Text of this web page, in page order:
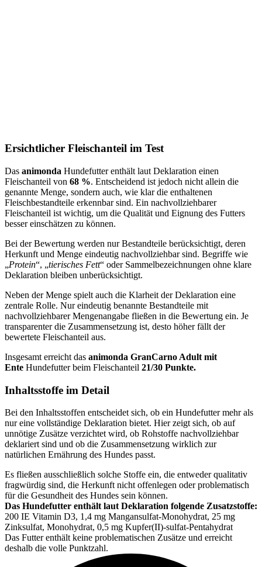
Ersichtlicher Fleischanteil im Test
Das animonda Hundefutter enthält laut Deklaration einen
Fleischanteil von 68 %. Entscheidend ist jedoch nicht allein die
genannte Menge, sondern auch, wie klar die enthaltenen
Fleischbestandteile erkennbar sind. Ein nachvollziehbarer
Fleischanteil ist wichtig, um die Qualität und Eignung des Futters
besser einschätzen zu können.
Bei der Bewertung werden nur Bestandteile berücksichtigt, deren
Herkunft und Menge eindeutig nachvollziehbar sind. Begriffe wie
„Protein“, „tierisches Fett“ oder Sammelbezeichnungen ohne klare
Deklaration bleiben unberücksichtigt.
Neben der Menge spielt auch die Klarheit der Deklaration eine
zentrale Rolle. Nur eindeutig benannte Bestandteile mit
nachvollziehbarer Mengenangabe fließen in die Bewertung ein. Je
transparenter die Zusammensetzung ist, desto höher fällt der
bewertete Fleischanteil aus.
Insgesamt erreicht das animonda GranCarno Adult mit
Ente Hundefutter beim Fleischanteil 21/30 Punkte.
Inhaltsstoffe im Detail
Bei den Inhaltsstoffen entscheidet sich, ob ein Hundefutter mehr als
nur eine vollständige Deklaration bietet. Hier zeigt sich, ob auf
unnötige Zusätze verzichtet wird, ob Rohstoffe nachvollziehbar
deklariert sind und ob die Zusammensetzung wirklich zur
natürlichen Ernährung des Hundes passt.
Es fließen ausschließlich solche Stoffe ein, die entweder qualitativ
fragwürdig sind, die Herkunft nicht offenlegen oder problematisch
für die Gesundheit des Hundes sein können.
Das Hundefutter enthält laut Deklaration folgende Zusatzstoffe:
200 IE Vitamin D3, 1,4 mg Mangansulfat-Monohydrat, 25 mg
Zinksulfat, Monohydrat, 0,5 mg Kupfer(II)-sulfat-Pentahydrat
Das Futter enthält keine problematischen Zusätze und erreicht
deshalb die volle Punktzahl.